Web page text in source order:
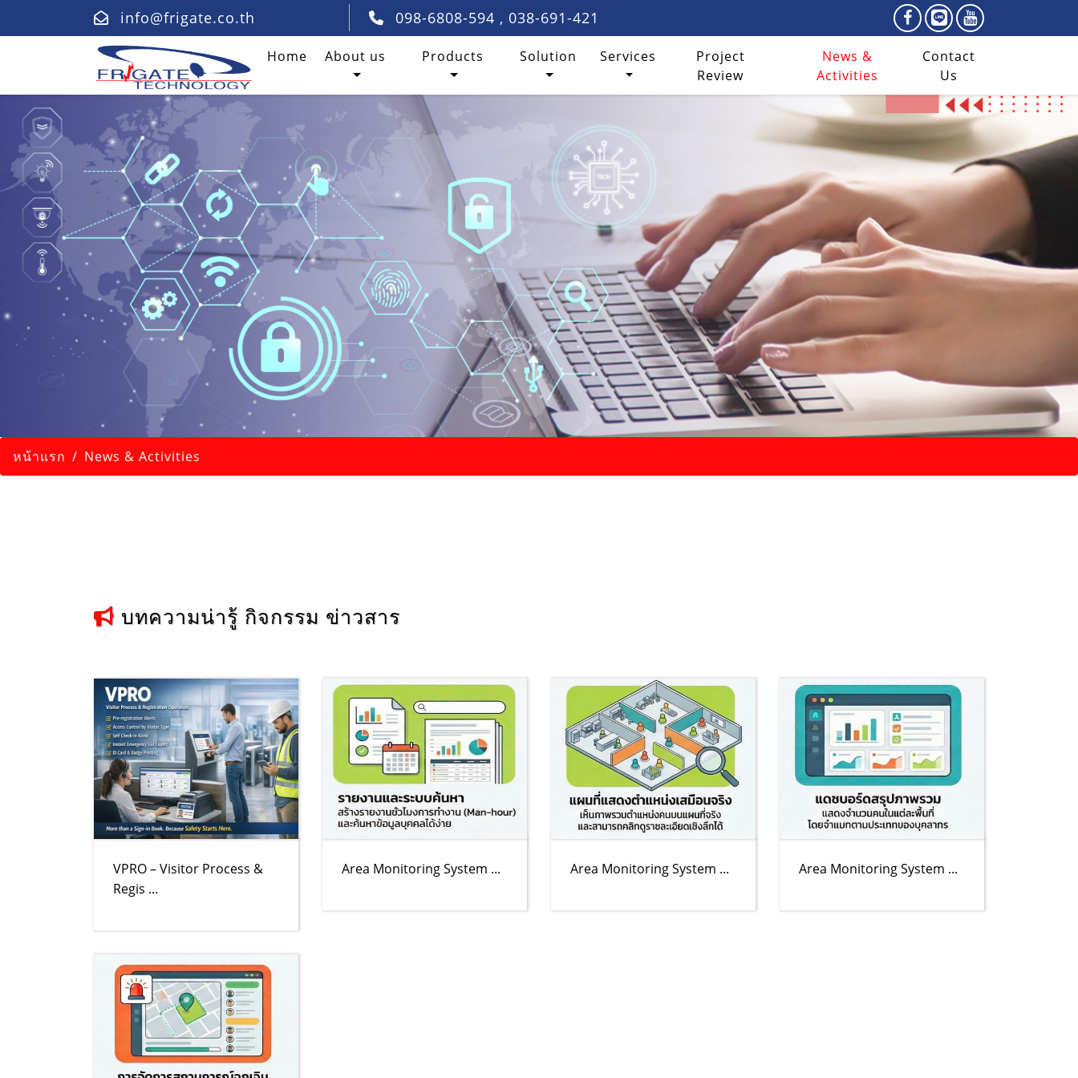
info@frigate.co.th 098-6808-594 , 038-691-421
Home(current)
About us Products Solution Services
Project
Review
News &
Activities
Contact
Us
หน้าแรก News & Activities
บทความน่ารู้ กิจกรรม ข่าวสาร
VPRO – Visitor Process &
Regis ...
Area Monitoring System ... Area Monitoring System ... Area Monitoring System ...